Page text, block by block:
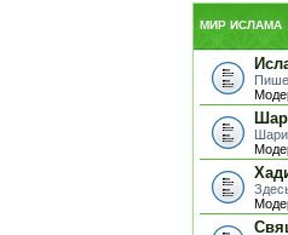
МИР ИСЛАМА